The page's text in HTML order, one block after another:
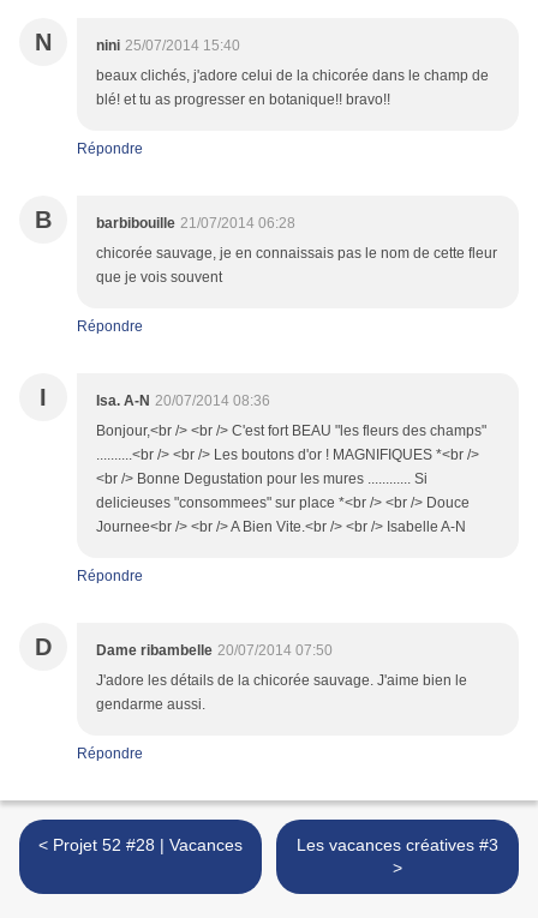
N nini 25/07/2014 15:40
beaux clichés, j'adore celui de la chicorée dans le champ de
blé! et tu as progresser en botanique!! bravo!!
Répondre
B barbibouille 21/07/2014 06:28
chicorée sauvage, je en connaissais pas le nom de cette fleur
que je vois souvent
Répondre
I Isa. A-N 20/07/2014 08:36
Bonjour,<br /> <br /> C'est fort BEAU "les fleurs des champs"
..........<br /> <br /> Les boutons d'or ! MAGNIFIQUES *<br />
<br /> Bonne Degustation pour les mures ............ Si
delicieuses "consommees" sur place *<br /> <br /> Douce
Journee<br /> <br /> A Bien Vite.<br /> <br /> Isabelle A-N
Répondre
D Dame ribambelle 20/07/2014 07:50
J'adore les détails de la chicorée sauvage. J'aime bien le
gendarme aussi.
Répondre
< Projet 52 #28 | Vacances
Les vacances créatives #3
>